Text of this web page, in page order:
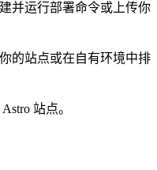
并运行部署命令或上传你
的站点或在自有环境中排
站点。